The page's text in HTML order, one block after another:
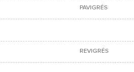
PAVIGRÉS
REVIGRÉS